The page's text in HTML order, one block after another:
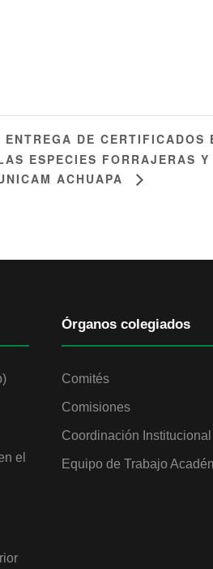
ENTREGA DE CERTIFICADOS
ESPECIES FORRAJERAS
ACHUAPA
el
Órganos colegiados
Comités
Comisiones
Coordinación Institucional
Equipo de Trabajo